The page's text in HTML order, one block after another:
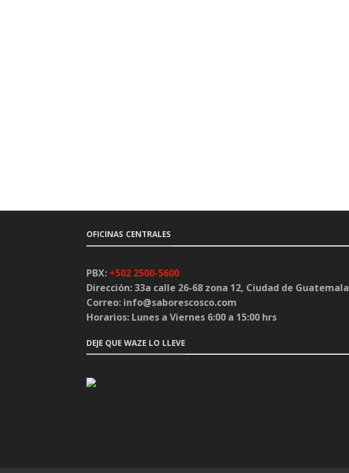
OFICINAS CENTRALES
PBX: +502 2500-5600
Dirección:33a calle 26-68 zona 12, Ciudad de Guatemala
Correo: info@saborescosco.com
Horarios: Lunes a Viernes 6:00 a 15:00 hrs
DEJE QUE WAZE LO LLEVE